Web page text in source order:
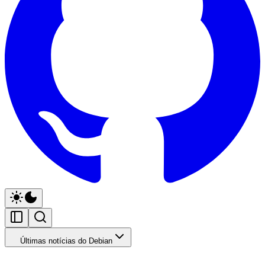
Últimas notícias do Debian